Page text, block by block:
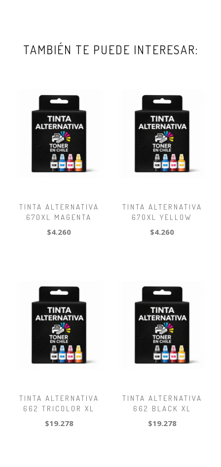
TAMBIÉN TE PUEDE INTERESAR:
TINTA ALTERNATIVA
670XL MAGENTA
$4.260
TINTA ALTERNATIVA
670XL YELLOW
$4.260
TINTA ALTERNATIVA
662 TRICOLOR XL
$19.278
TINTA ALTERNATIVA
662 BLACK XL
$19.278